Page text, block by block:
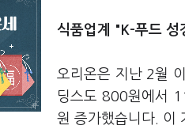
식품업계 "K-푸드 성
오리온은 지난 2월
딩스도 800원에서
원 증가했습니다. 이